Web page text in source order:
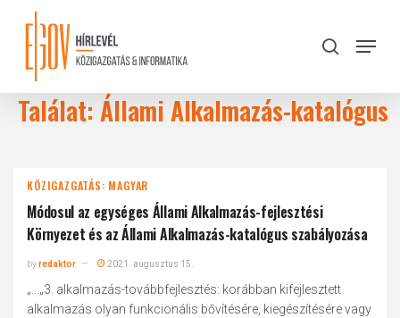
content
search
Menu
Találat: Állami Alkalmazás-katalógus
KÖZIGAZGATÁS: MAGYAR
Módosul az egységes Állami Alkalmazás-fejlesztési
Környezet és az Állami Alkalmazás-katalógus szabályozása
byredaktor 2021. augusztus 15.
„...„3. alkalmazás-továbbfejlesztés: korábban kifejlesztett
alkalmazás olyan funkcionális bővítésére, kiegészítésére vagy
Close